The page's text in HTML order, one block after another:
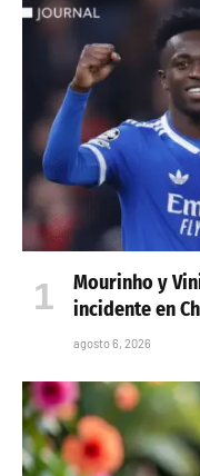
Mourinho y
incidente en
agosto 6, 2026